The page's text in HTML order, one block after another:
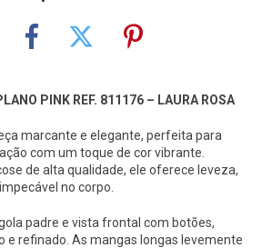
PINK REF. 811176 – LAURA ROSA
marcante e elegante, perfeita para
com um toque de cor vibrante.
de alta qualidade, ele oferece leveza,
no corpo.
padre e vista frontal com botões,
e refinado. As mangas longas levemente